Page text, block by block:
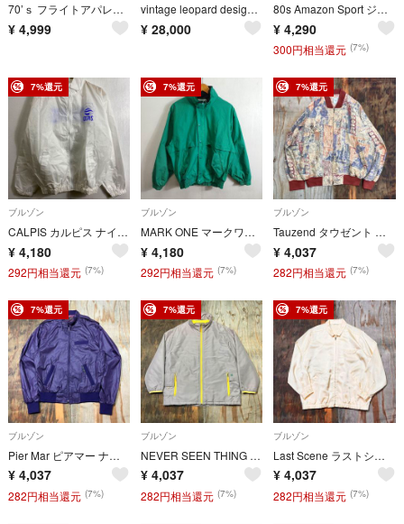
70’ｓ フライトアパレル スウィグトップ USA製 17357 ビンテージ
¥ 4,999
vintage leopard design faux far jacket
¥ 28,000
80s Amazon Sport ジップアップ トラック ジャケット パイル ライン ワンポイント ロゴ ワッペン 古着 VINTAGE レッド L G40
¥ 4,290
300円相当還元 (7%)
7%還元
ブルゾン
CALPIS カルピス ナイロン ブルゾン 販促 グッズ 古着 vintage ロゴ プリント イルカ ジップアップ F ホワイト系 C382
¥ 4,180
292円相当還元 (7%)
7%還元
ブルゾン
MARK ONE マークワン ナイロン ブルゾン 古着 VINTAGE ジップアップ フード内蔵 Ｍ グリーン系 C481
¥ 4,180
292円相当還元 (7%)
7%還元
ブルゾン
Tauzend タウゼント 総柄 シルク ブルゾン ノーカラー ジャケット アート ジップアップ メンズ サイズ L 80s 90s VINTAGE 古着 MG60
¥ 4,037
282円相当還元 (7%)
7%還元
ブルゾン
Pier Mar ピアマー ナイロン シングル ライダース ジャケット スイングトップ ブルゾン パープル 短丈 80s 90s 古着 VINTAG メンズ サイズ M MM123
¥ 4,037
282円相当還元 (7%)
7%還元
ブルゾン
NEVER SEEN THING ネバーシーシング ナイロン ジャケット サイドダブルポケット シルバー 中綿 テック ギア サイバー アーカイブ Y2K 古着 VINTAGE メンズ サイズ L MM124
¥ 4,037
282円相当還元 (7%)
7%還元
ブルゾン
Last Scene ラストシーン サテン ジャケット フルジップ スイングトップ ドリズラー ハリントン ブルゾン 光沢 80s ジャパンヴィンテージ 古着 VINTAGE メンズ MM101
¥ 4,037
282円相当還元 (7%)